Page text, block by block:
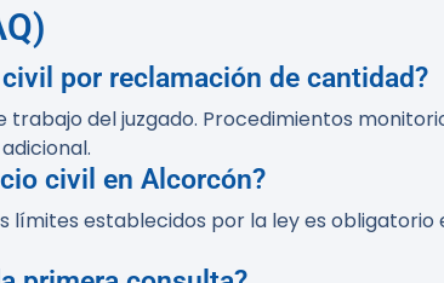
por reclamación de cantidad?
del juzgado. Procedimientos
civil en Alcorcón?
límites establecidos por la ley es